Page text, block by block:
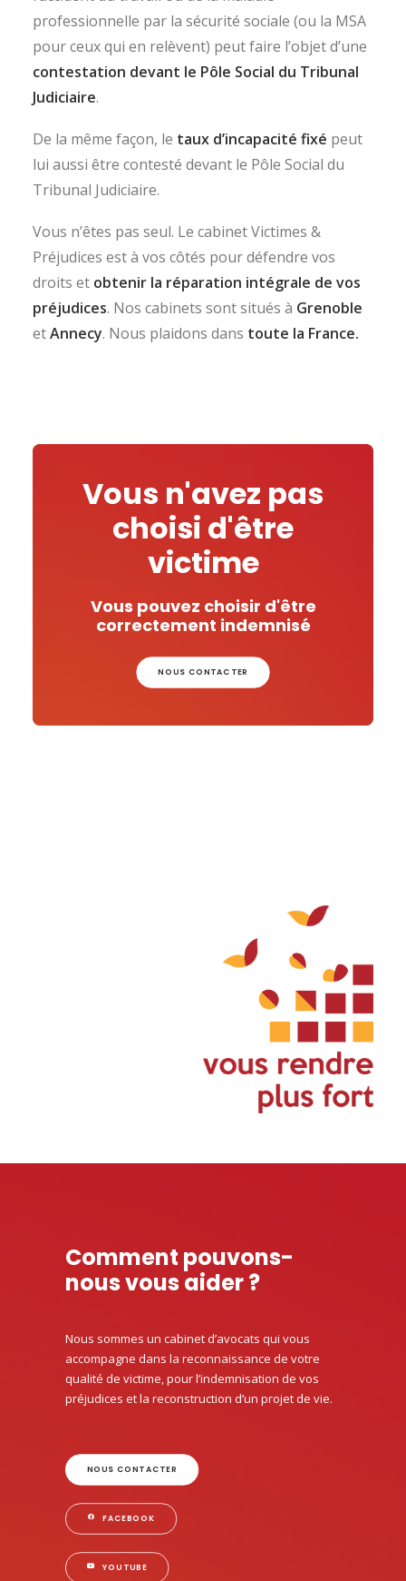
professionnelle par la sécurité sociale (ou la MSA
pour ceux qui en relèvent) peut faire l’objet d’une
contestation devant le Pôle Social du Tribunal
Judiciaire.
De la même façon, le taux d’incapacité fixé peut
lui aussi être contesté devant le Pôle Social du
Tribunal Judiciaire.
Vous n’êtes pas seul. Le cabinet Victimes &
Préjudices est à vos côtés pour défendre vos
droits et obtenir la réparation intégrale de vos
préjudices. Nos cabinets sont situés à Grenoble
etAnnecy. Nous plaidons dans toute la France.
Vous n'avez pas
choisi d'être
victime
Vous pouvez choisir d'être
correctement indemnisé
NOUS CONTACTER
Comment pouvons-
nous vous aider ?
Nous sommes un cabinet d’avocats qui vous
accompagne dans la reconnaissance de votre
qualité de victime, pour l’indemnisation de vos
préjudices et la reconstruction d’un projet de vie.
NOUS CONTACTER
FACEBOOK
YOUTUBE